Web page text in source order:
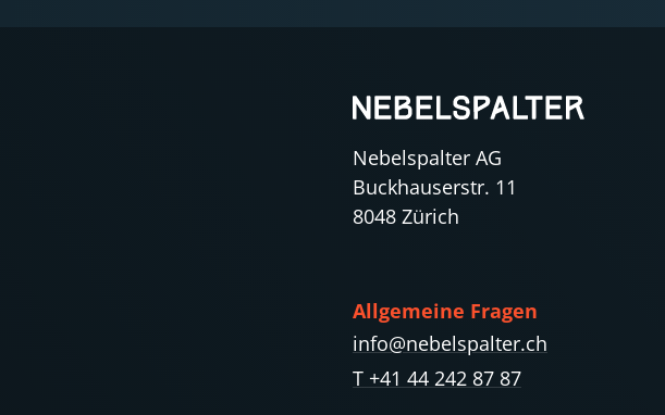
Nebelspalter AG
Buckhauserstr. 11
8048 Zürich
Allgemeine Fragen
info@nebelspalter.ch
T +41 44 242 87 87